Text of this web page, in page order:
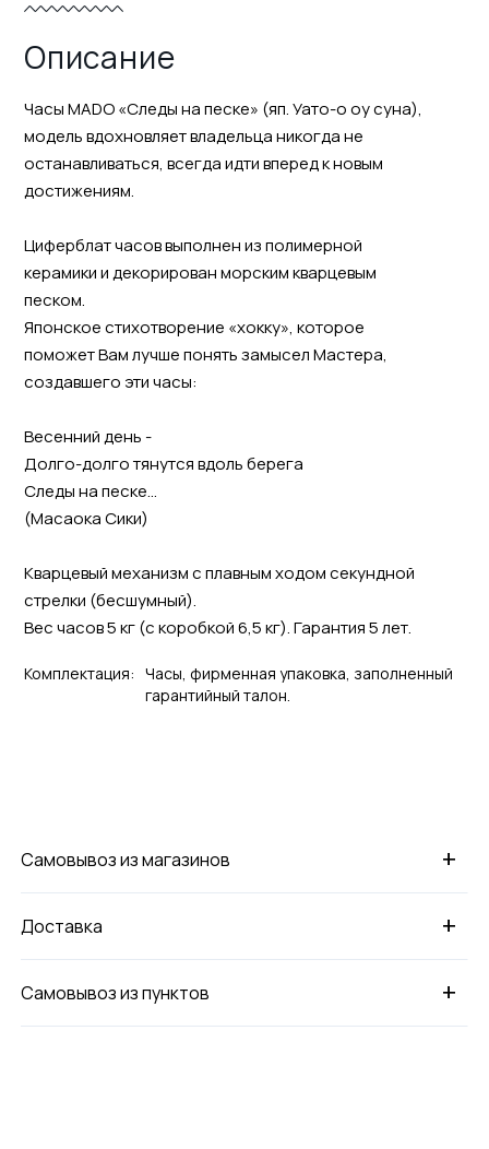
Описание
Часы MADO «Следы на песке» (яп. Уато-о оу суна),
модель вдохновляет владельца никогда не
останавливаться, всегда идти вперед к новым
достижениям.
Циферблат часов выполнен из полимерной
керамики и декорирован морским кварцевым
песком.
Японское стихотворение «хокку», которое
поможет Вам лучше понять замысел Мастера,
создавшего эти часы:
Весенний день -
Долго-долго тянутся вдоль берега
Следы на песке…
(Масаока Cики)
Кварцевый механизм с плавным ходом секундной
стрелки (бесшумный).
Вес часов 5 кг (с коробкой 6,5 кг). Гарантия 5 лет.
Комплектация: Часы, фирменная упаковка, заполненный
гарантийный талон.
+
Самовывоз из магазинов
+
Доставка
+
Самовывоз из пунктов